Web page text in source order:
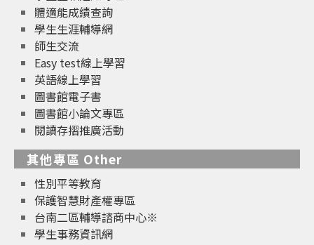
體適能成績查詢
學生生涯輔導網
師生交流
Easy test線上學習
英語線上學習
圖書館電子書
圖書館小論文專區
閱讀存摺推廣活動
其他專區 Other
性別平等教育
保護智慧財產權專區
台南二區輔導諮商中心※
學生事務資訊網